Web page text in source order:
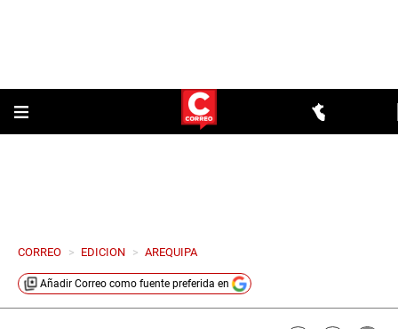
CORREO > EDICION > AREQUIPA
Añadir Correo como fuente preferida en